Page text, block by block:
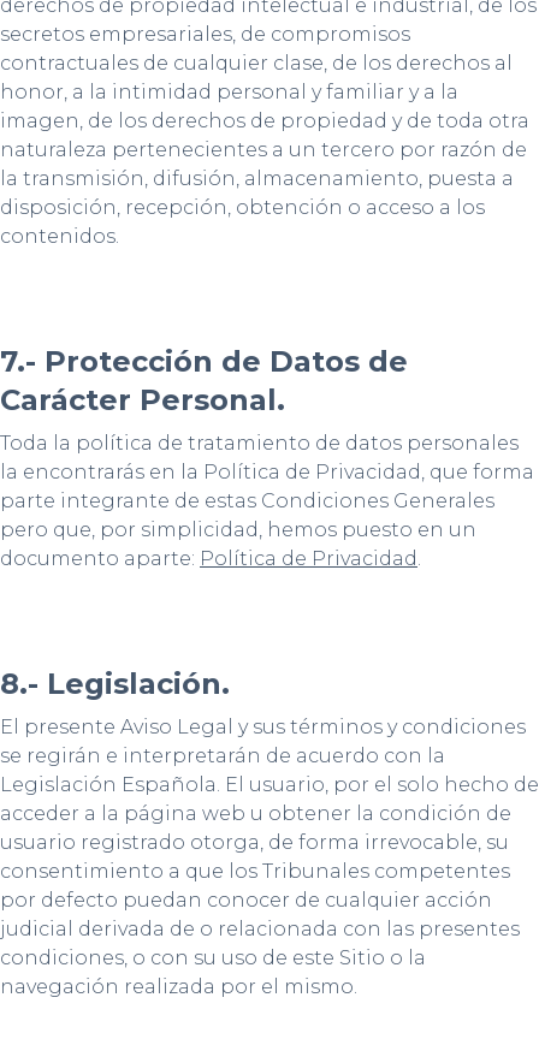
derechos de propiedad intelectual e industrial, de los
secretos empresariales, de compromisos
contractuales de cualquier clase, de los derechos al
honor, a la intimidad personal y familiar y a la
imagen, de los derechos de propiedad y de toda otra
naturaleza pertenecientes a un tercero por razón de
la transmisión, difusión, almacenamiento, puesta a
disposición, recepción, obtención o acceso a los
contenidos.
7.- Protección de Datos de
Carácter Personal.
Toda la política de tratamiento de datos personales
la encontrarás en la Política de Privacidad, que forma
parte integrante de estas Condiciones Generales
pero que, por simplicidad, hemos puesto en un
documento aparte: Política de Privacidad.
8.- Legislación.
El presente Aviso Legal y sus términos y condiciones
se regirán e interpretarán de acuerdo con la
Legislación Española. El usuario, por el solo hecho de
acceder a la página web u obtener la condición de
usuario registrado otorga, de forma irrevocable, su
consentimiento a que los Tribunales competentes
por defecto puedan conocer de cualquier acción
judicial derivada de o relacionada con las presentes
condiciones, o con su uso de este Sitio o la
navegación realizada por el mismo.